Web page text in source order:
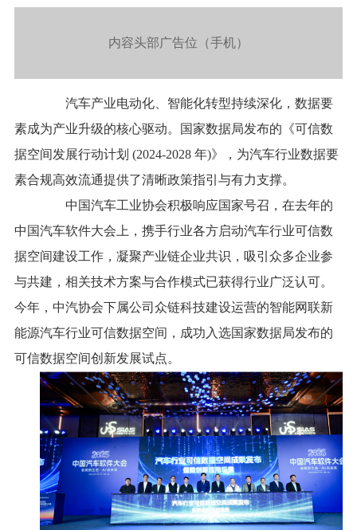
内容头部广告位（手机）
汽车产业电动化、智能化转型持续深化，数据要
素成为产业升级的核心驱动。国家数据局发布的《可信数
据空间发展行动计划 (2024-2028 年)》，为汽车行业数据要
素合规高效流通提供了清晰政策指引与有力支撑。
中国汽车工业协会积极响应国家号召，在去年的
中国汽车软件大会上，携手行业各方启动汽车行业可信数
据空间建设工作，凝聚产业链企业共识，吸引众多企业参
与共建，相关技术方案与合作模式已获得行业广泛认可。
今年，中汽协会下属公司众链科技建设运营的智能网联新
能源汽车行业可信数据空间，成功入选国家数据局发布的
可信数据空间创新发展试点。